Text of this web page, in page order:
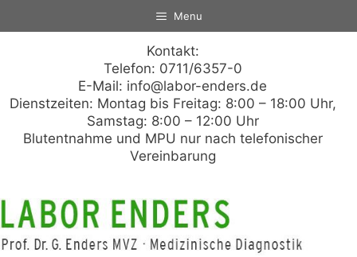
Menu
Kontakt:
Telefon: 0711/6357-0
E-Mail: info@labor-enders.de
Dienstzeiten: Montag bis Freitag: 8:00 – 18:00 Uhr,
Samstag: 8:00 – 12:00 Uhr
Blutentnahme und MPU nur nach telefonischer
Vereinbarung